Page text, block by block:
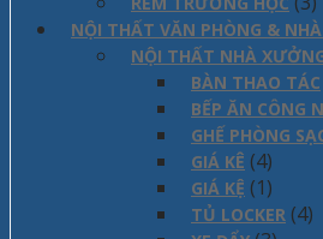
NỘI THẤT VĂN PHÒNG &
NỘI THẤT NHÀ
BÀN THAO TÁC
BẾP ĂN CÔNG
GHẾ PHÒNG
GIÁ KÊ (4)
GIÁ KỆ (1)
TỦ LOCKER (4)